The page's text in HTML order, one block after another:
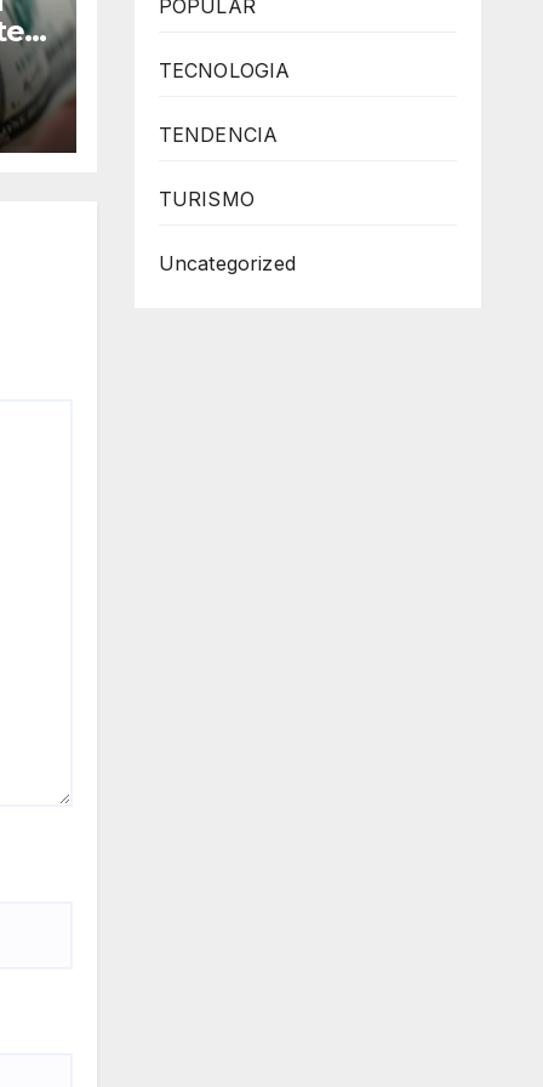
POPULAR
TECNOLOGIA
TENDENCIA
TURISMO
Uncategorized